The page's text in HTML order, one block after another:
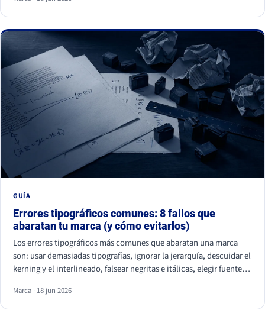
legibilidad en todos tus soportes, comprueba la licencia
comercial y asegúrate de ser distinto a tu competencia. La fuente
es lo último; la estrategia es lo primero.
GUÍA
Errores tipográficos comunes: 8 fallos que
abaratan tu marca (y cómo evitarlos)
Los errores tipográficos más comunes que abaratan una marca
son: usar demasiadas tipografías, ignorar la jerarquía, descuidar el
kerning y el interlineado, falsear negritas e itálicas, elegir fuentes
licencia y ser idéntico a la competencia. Casi ninguno se nota de
uno en uno, pero juntos hacen que tu marca parezca improvisada.
Marca · 18 jun 2026